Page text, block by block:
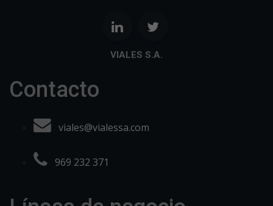
VIALES S.A.
Contacto
viales@vialessa.com
969 232 371